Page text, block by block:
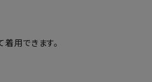
着用できます。